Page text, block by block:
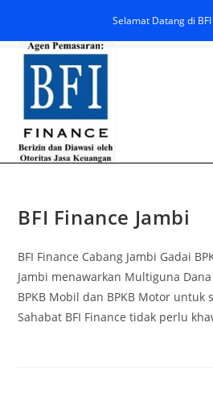
Selamat Datang di
BFI Finance Jambi
BFI Finance Cabang Jambi Gadai
Jambi menawarkan Multiguna
BPKB Mobil dan BPKB Motor untuk
Sahabat BFI Finance tidak perlu